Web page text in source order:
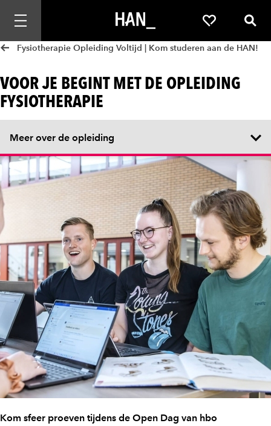
Mobiele navigatie openen Favorieten
Fysiotherapie Opleiding Voltijd | Kom studeren aan de HAN!
VOOR JE BEGINT MET DE OPLEIDING
FYSIOTHERAPIE
Meer over de opleiding
Kom sfeer proeven tijdens de Open Dag van hbo